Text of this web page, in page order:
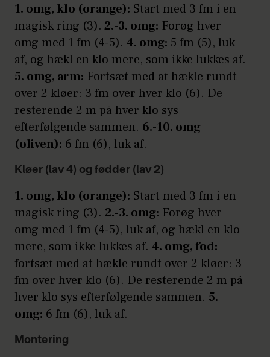
1. omg, klo (orange): Start med 3 fm i en
magisk ring (3). 2.-3. omg: Forøg hver
omg med 1 fm (4-5). 4. omg: 5 fm (5), luk
af, og hækl en klo mere, som ikke lukkes af.
5. omg, arm: Fortsæt med at hækle rundt
over 2 kløer: 3 fm over hver klo (6). De
resterende 2 m på hver klo sys
efterfølgende sammen. 6.-10. omg
(oliven): 6 fm (6), luk af.
Kløer (lav 4) og fødder (lav 2)
1. omg, klo (orange): Start med 3 fm i en
magisk ring (3). 2.-3. omg: Forøg hver
omg med 1 fm (4-5), luk af, og hækl en klo
mere, som ikke lukkes af. 4. omg, fod:
fortsæt med at hækle rundt over 2 kløer: 3
fm over hver klo (6). De resterende 2 m på
hver klo sys efterfølgende sammen. 5.
omg: 6 fm (6), luk af.
Montering